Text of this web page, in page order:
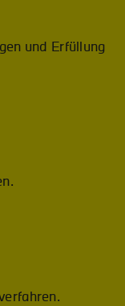
und Erfüllung